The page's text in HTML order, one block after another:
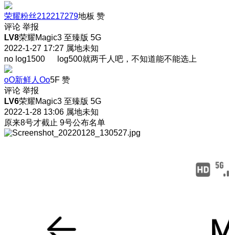
荣耀粉丝212217279地板 赞
评论 举报
LV8荣耀Magic3 至臻版 5G
2022-1-27 17:27 属地未知
no log1500 log500就两千人吧，不知道能不能选上
oO新鲜人Oo5F 赞
评论 举报
LV6荣耀Magic3 至臻版 5G
2022-1-28 13:06 属地未知
原来8号才截止 9号公布名单